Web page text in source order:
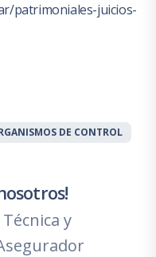
patrimoniales-juicios-
DE CONTROL
y